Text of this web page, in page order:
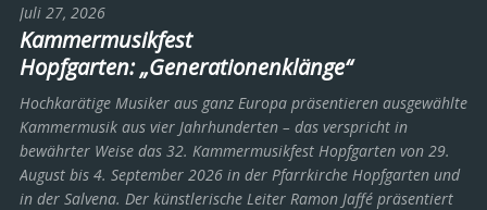
Juli 27, 2026
Kammermusikfest
Hopfgarten: „Generationenklänge“
Hochkarätige Musiker aus ganz Europa präsentieren ausgewählte
Kammermusik aus vier Jahrhunderten – das verspricht in
bewährter Weise das 32. Kammermusikfest Hopfgarten von 29.
August bis 4. September 2026 in der Pfarrkirche Hopfgarten und
in der Salvena. Der künstlerische Leiter Ramon Jaffé präsentiert